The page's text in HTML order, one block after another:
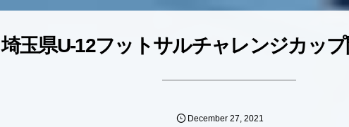
埼玉県U-12フットサルチャレンジカップ
December 27, 2021